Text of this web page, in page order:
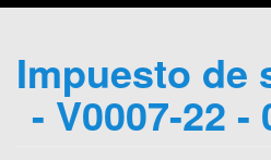
Impuesto de
- V0007-22 -